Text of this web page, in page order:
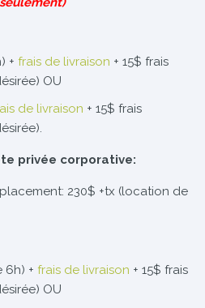
+ frais de livraison + 15$ frais
OU
de livraison + 15$ frais
privée corporative:
230$ +tx (location de
6h) + frais de livraison + 15$ frais
OU